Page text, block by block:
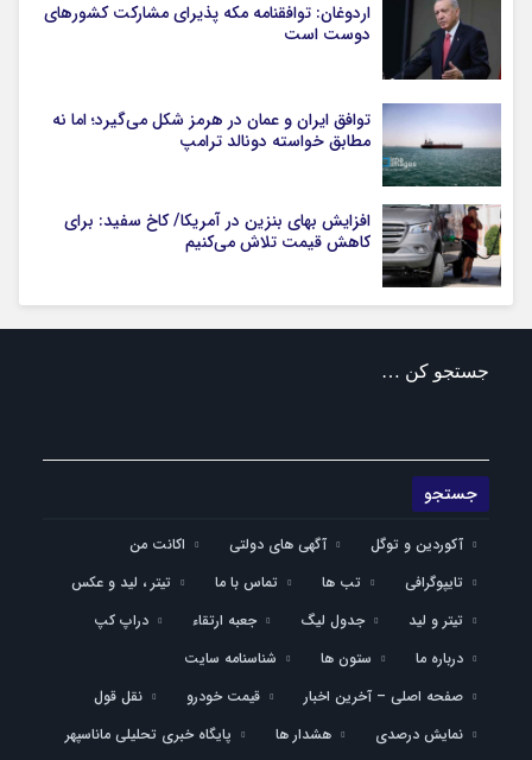
اردوغان: توافقنامه مکه پذیرای مشارکت کشورهای
دوست است
توافق ایران و عمان در هرمز شکل می‌گیرد؛ اما نه
مطابق خواسته دونالد ترامپ
افزایش بهای بنزین در آمریکا/ کاخ سفید: برای
کاهش قیمت تلاش می‌کنیم
جستجو کن …
آکوردین و توگل آگهی های دولتی
اکانت من
تایپوگرافی
تب ها تماس با ما
تیتر ، لید و عکس
تیتر و لید
جدول لیگ جعبه ارتقاء
دراپ کپ
درباره ما
ستون ها
شناسنامه سایت
صفحه اصلی – آخرین اخبار
قیمت خودرو
نقل قول
نمایش درصدی
هشدار ها پایگاه خبری تحلیلی ماناسپهر